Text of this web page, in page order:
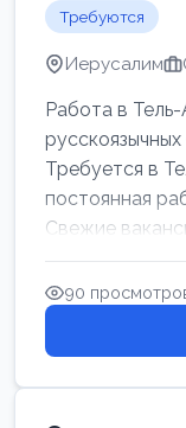
Требуются
Иерусалим
Работа в
Требуется в
постоянная
Свежие
женщин от
90